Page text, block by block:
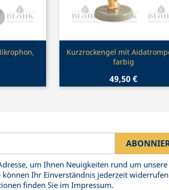
Vorschau
Kurzrockengel mit
farbig
49,50 €
um Ihnen Neuigkeiten rund um unsere
können Ihr Einverständnis jederzeit
finden Sie im Impressum.